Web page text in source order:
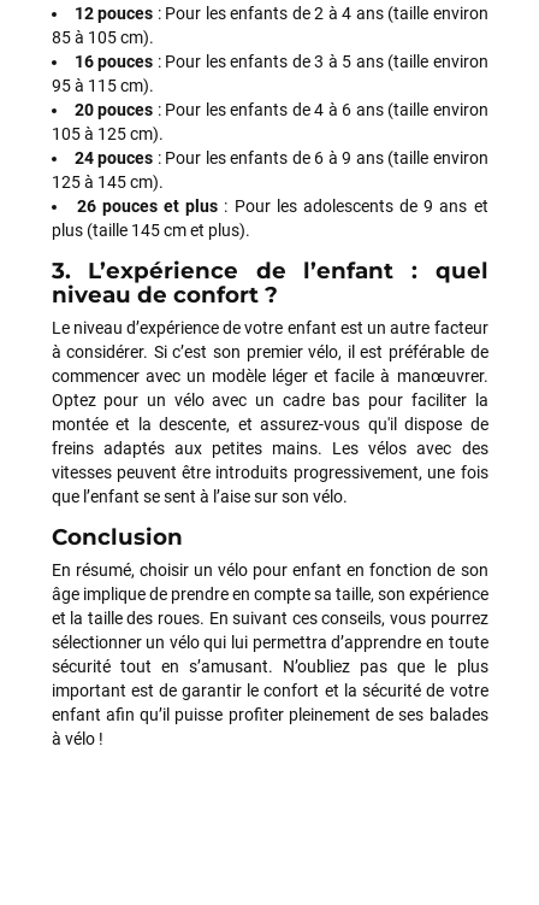
12 pouces : Pour les enfants de 2 à 4 ans (taille environ
85 à 105 cm).
16 pouces : Pour les enfants de 3 à 5 ans (taille environ
95 à 115 cm).
20 pouces : Pour les enfants de 4 à 6 ans (taille environ
105 à 125 cm).
24 pouces : Pour les enfants de 6 à 9 ans (taille environ
125 à 145 cm).
26 pouces et plus : Pour les adolescents de 9 ans et
plus (taille 145 cm et plus).
3. L’expérience de l’enfant : quel
niveau de confort ?
Le niveau d’expérience de votre enfant est un autre facteur
à considérer. Si c’est son premier vélo, il est préférable de
commencer avec un modèle léger et facile à manœuvrer.
Optez pour un vélo avec un cadre bas pour faciliter la
montée et la descente, et assurez-vous qu'il dispose de
freins adaptés aux petites mains. Les vélos avec des
vitesses peuvent être introduits progressivement, une fois
que l’enfant se sent à l’aise sur son vélo.
Conclusion
En résumé, choisir un vélo pour enfant en fonction de son
âge implique de prendre en compte sa taille, son expérience
et la taille des roues. En suivant ces conseils, vous pourrez
sélectionner un vélo qui lui permettra d’apprendre en toute
sécurité tout en s’amusant. N’oubliez pas que le plus
important est de garantir le confort et la sécurité de votre
enfant afin qu’il puisse profiter pleinement de ses balades
à vélo !
à plusieurs amis, dont cinq ont finalement acheté le même
modèle. J'ai ensuite rencontré une série de problèmes
techniques sur mon VTT, qui ont nécessité plusieurs
passages en atelier et un retour du moteur chez Bosch dans
le cadre de la garantie. Cette période a été un peu
compliquée, principalement en raison de délais plus longs que
prévu et d'un manque de communication sur l'avancement de
mon dossier. Depuis, la situation a été reprise en main.
L'équipe de Funway a fait le nécessaire pour résoudre
définitivement les problèmes de mon vélo et a su reconnaître
qu'ils aient finalement fait preuve de professionnalisme et
qu'ils aient tout mis en œuvre pour que je récupère un vélo
parfaitement fonctionnel. Aujourd'hui, je peux de nouveau
profiter pleinement de mon Mondraker Chaser et je tiens à
souligner que Funway a su corriger la situation. Je pense qu'il
est important de savoir reconnaître lorsqu'une enseigne fait
les efforts nécessaires pour satisfaire son client. Merci à
toute l'équipe de Funway Vélo. Je leur souhaite une bonne
continuation.
Jarod CUVELIER
Je suis arrivé au magasin assez tardivement et plutôt en
précipitation pour pouvoir régler un souci sur mon dérailleur.
Logan m’a très bien accueilli et après lui avoir expliqué le
problème, il a directement pris mon vélo en charge pour le
régler rapidement. Cela a pris plus de 25 minutes pour cela
mais il a pris le temps d’être sûr que cela fonctionne
correctement malgré l’heure tardive. Encore merci à Logan
pour sa rapidité et son professionnalisme.